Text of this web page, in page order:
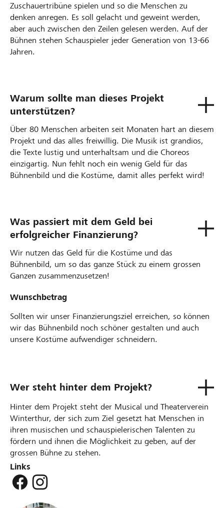
Zuschauertribüne spielen und so die Menschen zu
denken anregen. Es soll gelacht und geweint werden,
aber auch zwischen den Zeilen gelesen werden. Auf der
Bühnen stehen Schauspieler jeder Generation von 13-66
Jahren.
Warum sollte man dieses Projekt
unterstützen?
Über 80 Menschen arbeiten seit Monaten hart an diesem
Projekt und das alles freiwillig. Die Musik ist grandios,
die Texte lustig und unterhaltsam und die Choreos
einzigartig. Nun fehlt noch ein wenig Geld für das
Bühnenbild und die Kostüme, damit alles perfekt wird!
Was passiert mit dem Geld bei
erfolgreicher Finanzierung?
Wir nutzen das Geld für die Kostüme und das
Bühnenbild, um so das ganze Stück zu einem grossen
Ganzen zusammenzusetzen!
Wunschbetrag
Sollten wir unser Finanzierungsziel erreichen, so können
wir das Bühnenbild noch schöner gestalten und auch
unsere Kostüme aufwendiger schneidern.
Wer steht hinter dem Projekt?
Hinter dem Projekt steht der Musical und Theaterverein
Winterthur, der sich zum Ziel gesetzt hat Menschen in
ihren musischen und schauspielerischen Talenten zu
fördern und ihnen die Möglichkeit zu geben, auf der
grossen Bühne zu stehen.
Links